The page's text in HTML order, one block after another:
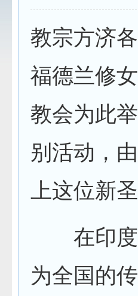
教宗方济
福德兰修
教会为此
别活动，
上这位新
在印度
为全国的